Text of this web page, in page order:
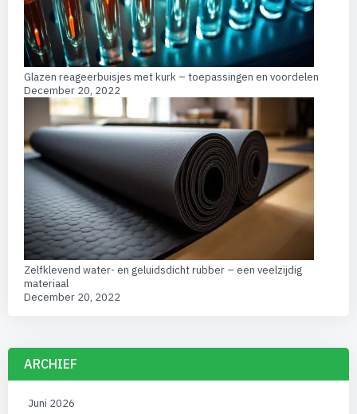
Glazen reageerbuisjes met kurk – toepassingen en voordelen
December 20, 2022
Zelfklevend water- en geluidsdicht rubber – een veelzijdig
materiaal
December 20, 2022
ARCHIEF
Juni 2026